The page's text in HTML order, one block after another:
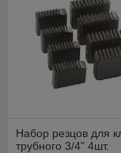
Набор резцов для
трубного 3/4" 4шт.